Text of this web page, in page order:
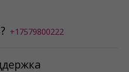
+17579800222